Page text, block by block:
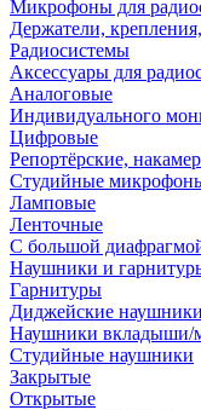
Микрофоны для
Держатели,
Радиосистемы
Аксессуары для
Аналоговые
Индивидуального
Цифровые
Репортёрские,
Студийные
Ламповые
Ленточные
С большой
Наушники и
Гарнитуры
Диджейские наушники
Наушники вкладыши/
Студийные наушники
Закрытые
Открытые